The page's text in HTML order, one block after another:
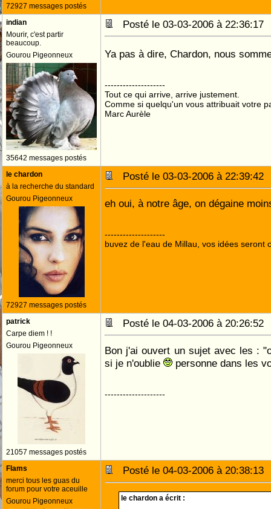
72927 messages postés
indian
Mourir, c'est partir
beaucoup.
Gourou Pigeonneux
35642 messages postés
Posté le 03-03-2006 à
Ya pas à dire, Chardon, nous
--------------------
Tout ce qui arrive, arrive justement.
Comme si quelqu'un vous attribuait votre
Marc Aurèle
le chardon
à la recherche du standard
Gourou Pigeonneux
72927 messages postés
Posté le 03-03-2006 à
eh oui, à notre âge, on dégaine
--------------------
buvez de l'eau de Millau, vos idées seront
patrick
Carpe diem ! !
Gourou Pigeonneux
21057 messages postés
Posté le 04-03-2006 à
Bon j'ai ouvert un sujet avec les :
si je n'oublie
personne dans les
--------------------
Flams
merci tous les guas du
forum pour votre aceuille
Gourou Pigeonneux
Posté le 04-03-2006 à
le chardon a écrit :